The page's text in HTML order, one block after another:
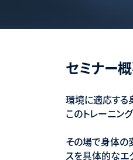
セミナー
環境に適応する
このトレーニン
その場で身体の
スを具体的なエ